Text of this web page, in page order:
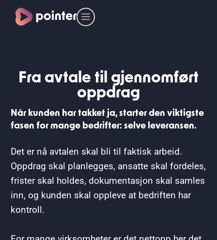
Fra avtale til gjennomført
oppdrag
Når kunden har takket ja, starter den viktigste
fasen for mange bedrifter: selve leveransen.
Det er nå avtalen skal bli til faktisk arbeid.
Oppdrag skal planlegges, ansatte skal fordeles,
frister skal holdes, dokumentasjon skal samles
inn, og kunden skal oppleve at bedriften har
kontroll.